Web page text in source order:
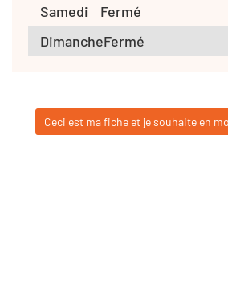
Samedi
Fermé
DimancheFermé
Ceci est ma fiche et je souhaite en